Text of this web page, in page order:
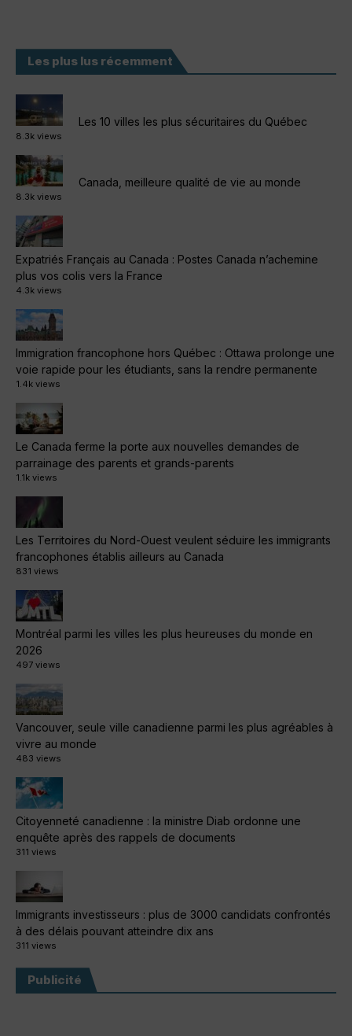
Les plus lus récemment
Les 10 villes les plus sécuritaires du Québec
8.3k views
Canada, meilleure qualité de vie au monde
8.3k views
Expatriés Français au Canada : Postes Canada n’achemine
plus vos colis vers la France
4.3k views
Immigration francophone hors Québec : Ottawa prolonge une
voie rapide pour les étudiants, sans la rendre permanente
1.4k views
Le Canada ferme la porte aux nouvelles demandes de
parrainage des parents et grands-parents
1.1k views
Les Territoires du Nord-Ouest veulent séduire les immigrants
francophones établis ailleurs au Canada
831 views
Montréal parmi les villes les plus heureuses du monde en
2026
497 views
Vancouver, seule ville canadienne parmi les plus agréables à
vivre au monde
483 views
Citoyenneté canadienne : la ministre Diab ordonne une
enquête après des rappels de documents
311 views
Immigrants investisseurs : plus de 3000 candidats confrontés
à des délais pouvant atteindre dix ans
311 views
Publicité